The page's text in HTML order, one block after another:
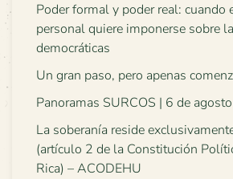
Poder formal y poder real: cuando
personal quiere imponerse sobre
democráticas
Un gran paso, pero apenas
Panoramas SURCOS | 6 de
La soberanía reside
(artículo 2 de la Constitución
Rica) – ACODEHU